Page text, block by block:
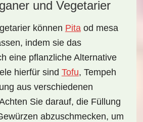
und Vegetarier
können Pitaod mesa
indem sie das
eine pflanzliche Alternative
hierfür sind Tofu, Tempeh
aus verschiedenen
Sie darauf, die Füllung
abzuschmecken, um